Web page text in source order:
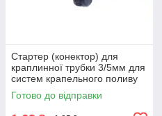
Стартер (конектор) для
краплинної трубки 3/5мм для
систем крапельного поливу
та мікрозрошення рослин
Готово до відправки